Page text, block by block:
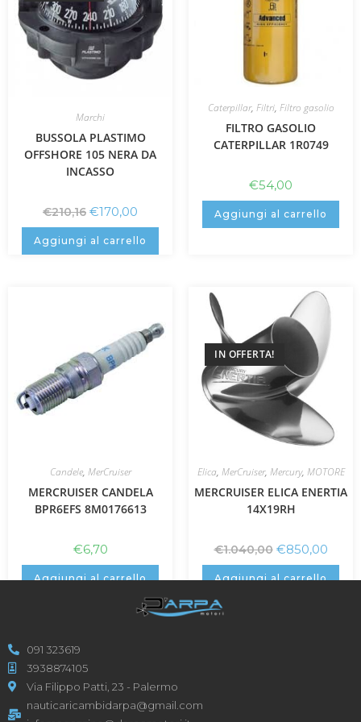
Marchi
BUSSOLA PLASTIMO
OFFSHORE 105 NERA DA
INCASSO
€210,16 €170,00
Aggiungi al carrello
Caterpillar, Filtri, Filtro gasolio
FILTRO GASOLIO
CATERPILLAR 1R0749
€54,00
Aggiungi al carrello
Candele, MerCruiser
MERCRUISER CANDELA
BPR6EFS 8M0176613
€6,70
Aggiungi al carrello
IN OFFERTA!
Elica, MerCruiser, Mercury, MOTORE
MERCRUISER ELICA ENERTIA
14X19RH
€1.040,00 €850,00
Aggiungi al carrello
091 323619
3938874105
Via Filippo Patti, 23 - Palermo
nauticaricambidarpa@gmail.com